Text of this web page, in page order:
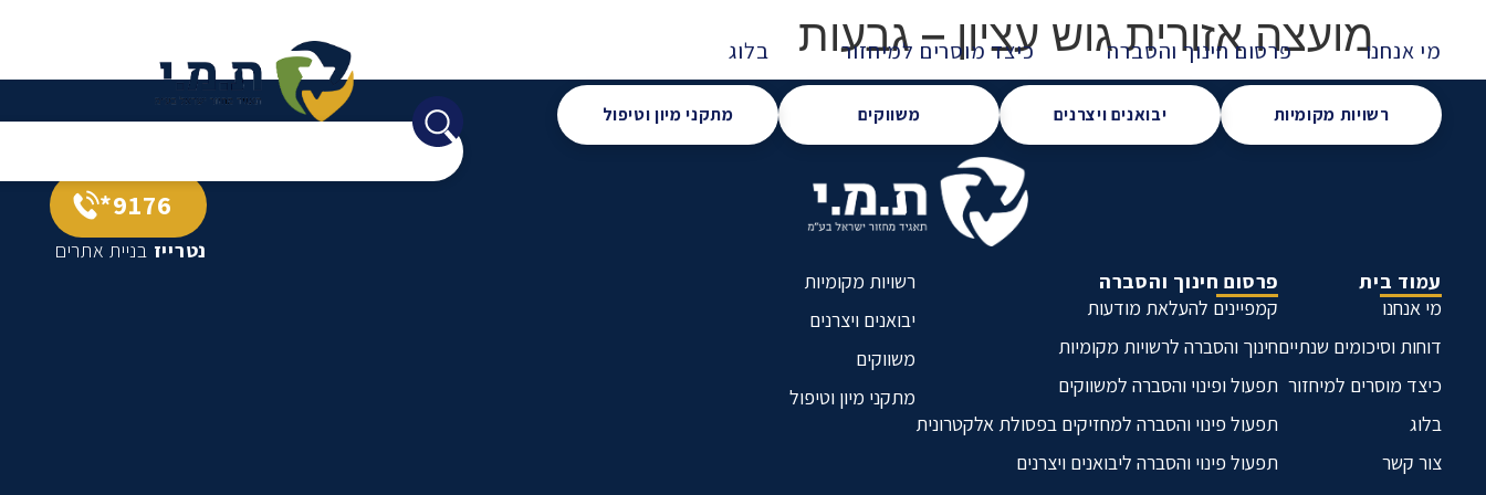
מי אנחנו פרסום חינוך והסברה כיצד מוסרים למיחזור בלוג
רשויות מקומיות יבואנים ויצרנים משווקים מתקני מיון וטיפול
מועצה אזורית גוש עציון – גבעות
עמוד בית
מי אנחנו
דוחות וסיכומים שנתיים
כיצד מוסרים למיחזור
בלוג
צור קשר
פרסום חינוך והסברה
קמפיינים להעלאת מודעות
חינוך והסברה לרשויות מקומיות
תפעול ופינוי והסברה למשווקים
תפעול פינוי והסברה למחזיקים בפסולת אלקטרונית
תפעול פינוי והסברה ליבואנים ויצרנים
רשויות מקומיות
יבואנים ויצרנים
משווקים
מתקני מיון וטיפול
9176*
נטרייז בניית אתרים